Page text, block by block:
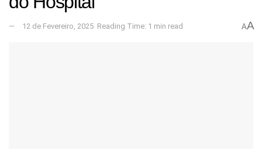
12 de Fevereiro, 2025 Reading Time: 1 min read AA